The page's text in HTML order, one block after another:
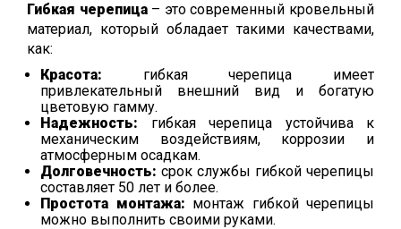
Гибкая черепица– это современный кровельный
материал, который обладает такими качествами,
как:
Красота: гибкая черепица имеет
привлекательный внешний вид и богатую
цветовую гамму.
Надежность: гибкая черепица устойчива к
механическим воздействиям,коррозии и
атмосферным осадкам.
Долговечность: срок службы гибкой черепицы
составляет 50 лет и более.
Простота монтажа: монтаж гибкой черепицы
можно выполнить своими руками.